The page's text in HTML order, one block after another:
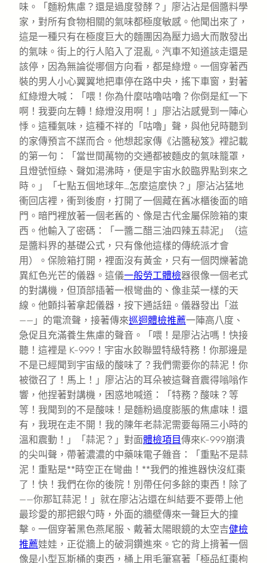
味。「麵粉焦慮？還是過度發酵？」廖沾沾是個醬料學
家，對所有食物相關的氣味都極度敏感。他聞出來了，
這是一種只有在極度巨大的麵團因為壓力過大而散發出
的氣味。街上的行人陷入了混亂。汽車不知道該走還是
該停，因為無論從哪個方向看，都是綠燈。一個穿著西
裝的男人小心翼翼地把車停在路中央，搖下車窗，對著
紅綠燈大喊：「喂！你為什麼咕嚕咕嚕？你倒是紅一下
啊！我要向左轉！綠燈沒用啊！」廖沾沾感覺到一陣心
悸。這種氣味，這種不祥的「咕嚕」聲，與他兒時聽到
的家傳預言不謀而合。他想起家傳《沾醬秘笈》裡記載
的第一句：「當世間萬物的交通都被麵皮的氣味籠罩，
且燈號恒綠、聲如湯沸時，便是宇宙水餃臨界點到來之
時。」「七點五個地球年…怎麼這麼快？」廖沾沾猛地
衝回店裡，衝到後廚，打開了一個藏在舊冰櫃後面的暗
門。暗門裡放著一個老舊的、像是古代金屬保險箱的東
西。他輸入了密碼：「一醬二醋三油四辣五蒜泥」（這
是醬料界的基礎公式，只有像他這樣的傳統派才會
用）。保險箱打開，裡面沒有黃金，只有一個閃爍著詭
異紅色光芒的儀器。這儀一般勞工體檢器很像一個老式
的對講機，但頂部插著一根彎曲的、像韭菜一樣的天
線。他顫抖著拿起儀器，按下通話鈕。儀器發出「滋
——」的電流聲，接著傳來巡迴體檢推薦一陣高八度、
急促且充滿養生焦慮的聲音。「喂！是廖沾沾嗎！快接
聽！這裡是 K-999！宇宙水餃聯盟特級特務！你那邊是
不是已經聞到宇宙級的酸味了？我們需要你的蒜泥！你
被徵召了！馬上！」廖沾沾的耳朵被這聲音震得嗡嗡作
響，他捏著對講機，困惑地喊道：「特務？酸味？等
等！我聞到的不是酸味！是麵粉過度膨脹的焦慮味！還
有，我現在走不開！我的陳年老蒜泥需要每隔三小時的
溫和震動！」「蒜泥？」對面體檢項目傳來K-999崩潰
的尖叫聲，帶著濃濃的中藥味電子雜音：「重點不是蒜
泥！重點是**時空正在彎曲！**我們的推進器快沒紅棗
了！快！我們在你的後院！別帶任何多餘的東西！除了
——你那缸蒜泥！」就在廖沾沾還在糾結要不要帶上他
最珍愛的那把銀勺時，外面的牆壁傳來一聲巨大的撞
擊。一個穿著黑色燕尾服、戴著太陽眼鏡的太空吉健檢
推薦娃娃，正從牆上的破洞鑽進來。它的背上揹著一個
像是小型瓦斯桶的東西，桶上用毛筆寫著「極品紅棗枸